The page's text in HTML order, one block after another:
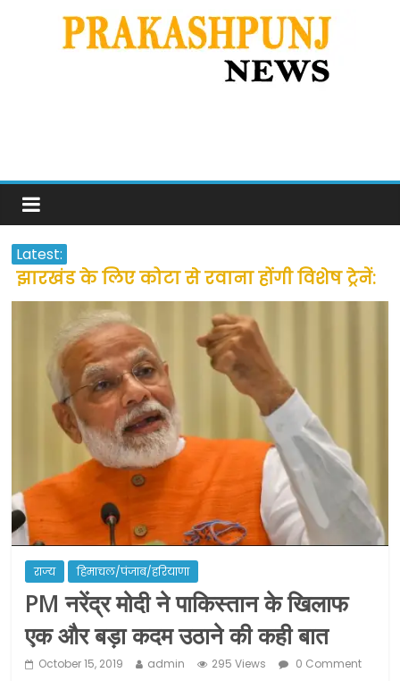
Latest:
झारखंड के लिए कोटा से रवाना होंगी विशेष ट्रेनें:
सीएम हेमंत सोरेन
उत्तराखंड के अन्य राज्यों में फंसे लोगों की जल्द
होगी घर वापसी
प्रवासियों व मजदूरों को दी गई छूट के बाद लोगो
ने कराया पंजीयन: राजस्थान सरकार
शराब और पान की दुकानों को ग्रीन जोन में
खोलने की मिली इजाजत: गृह मंत्रालय
दो हफ्ते के लिए बढ़ाया लॉकडाउन: गृह मंत्रालय
राज्य हिमाचल/पंजाब/हरियाणा
PM नरेंद्र मोदी ने पाकिस्‍तान के खिलाफ
एक और बड़ा कदम उठाने की कही बात
October 15, 2019 admin 295 Views 0 Comment